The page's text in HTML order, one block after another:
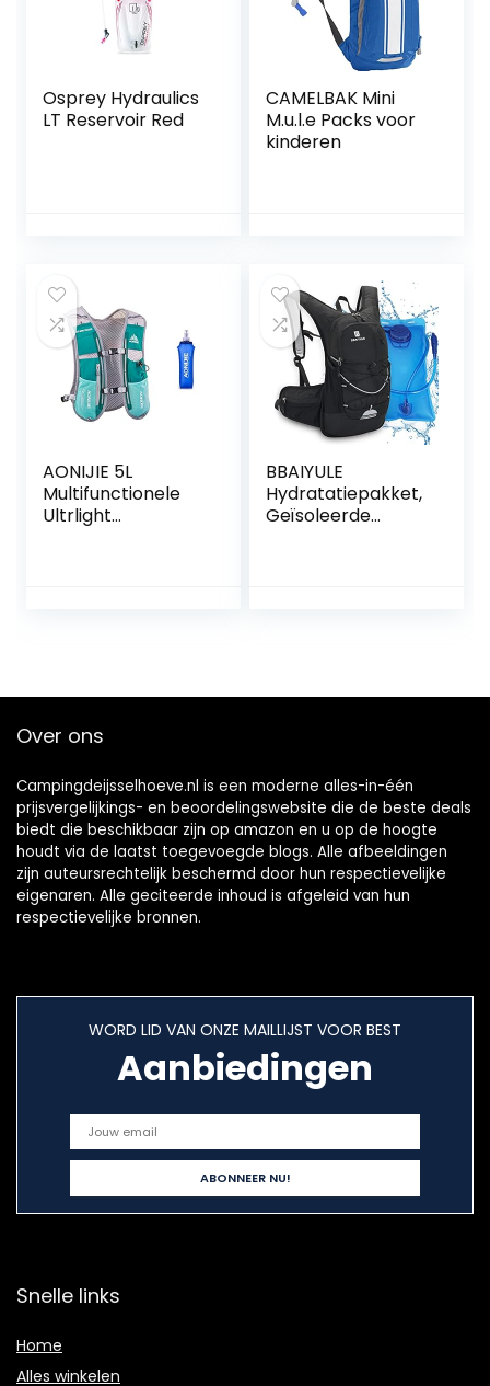
Osprey Hydraulics
LT Reservoir Red
CAMELBAK Mini
M.u.l.e Packs voor
kinderen
AONIJIE 5L
Multifunctionele
Ultrlight
BBAIYULE
Hydratatiepakket,
Geïsoleerde
Over ons
Campingdeijsselhoeve.nl is een moderne alles-in-één
prijsvergelijkings- en beoordelingswebsite die de beste deals
biedt die beschikbaar zijn op amazon en u op de hoogte
houdt via de laatst toegevoegde blogs. Alle afbeeldingen
zijn auteursrechtelijk beschermd door hun respectievelijke
eigenaren. Alle geciteerde inhoud is afgeleid van hun
respectievelijke bronnen.
WORD LID VAN ONZE MAILLIJST VOOR BEST
Aanbiedingen
Snelle links
Home
Alles winkelen